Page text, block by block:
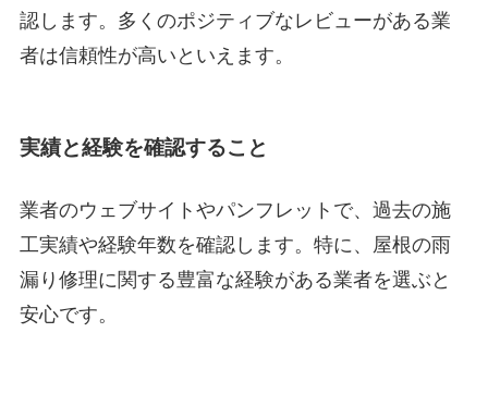
認します。多くのポジティブなレビューがある業
者は信頼性が高いといえます。
実績と経験を確認すること
業者のウェブサイトやパンフレットで、過去の施
工実績や経験年数を確認します。特に、屋根の雨
漏り修理に関する豊富な経験がある業者を選ぶと
安心です。